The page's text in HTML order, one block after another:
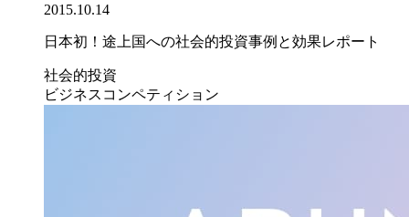
2015.10.14
日本初！途上国への社会的投資事例と効果レポート
社会的投資
ビジネスコンペティション